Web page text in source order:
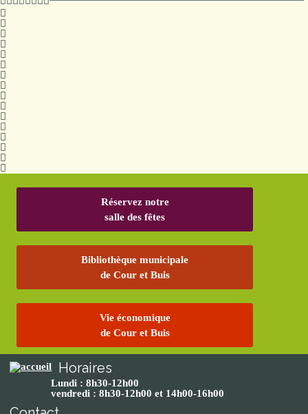
Réservez notre
salle des fêtes
Bibliothèque municipale
de Cour et Buis
Vie économique
de Cour et Buis
Horaires
Lundi : 8h30-12h00
vendredi : 8h30-12h00 et 14h00-16h00